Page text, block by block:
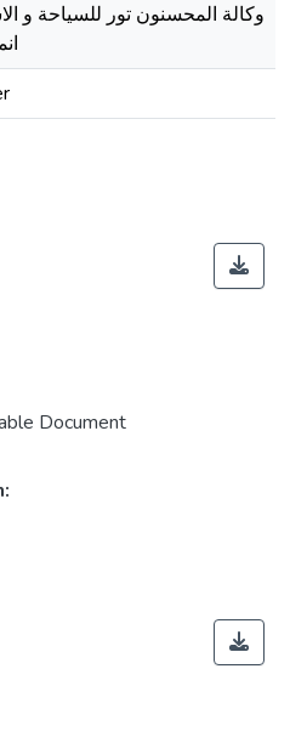
وكالة المحسنون تور للسياحة و
Document